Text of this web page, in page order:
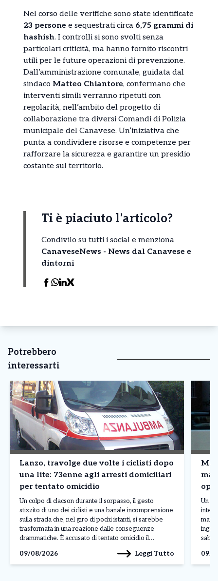
Nel corso delle verifiche sono state identificate
23 persone e sequestrati circa 6,75 grammi di
hashish. I controlli si sono svolti senza
particolari criticità, ma hanno fornito riscontri
utili per le future operazioni di prevenzione.
Dall’amministrazione comunale, guidata dal
sindaco Matteo Chiantore, confermano che
interventi simili verranno ripetuti con
regolarità, nell’ambito del progetto di
collaborazione tra diversi Comandi di Polizia
municipale del Canavese. Un’iniziativa che
punta a condividere risorse e competenze per
rafforzare la sicurezza e garantire un presidio
costante sul territorio.
Ti è piaciuto l’articolo?
Condivilo su tutti i social e menziona
CanaveseNews - News dal Canavese e
dintorni
Potrebbero
interessarti
Lanzo, travolge due volte i ciclisti dopo
una lite: 73enne agli arresti domiciliari
per tentato omicidio
Un colpo di clacson durante il sorpasso, il gesto
stizzito di uno dei ciclisti e una banale incomprensione
sulla strada che, nel giro di pochi istanti, si sarebbe
trasformata in una reazione dalle conseguenze
drammatiche. È accusato di tentato omicidio il
mattinata di ieri, sabato 8 […]
09/08/2026 Leggi Tutto
Un
un
09/